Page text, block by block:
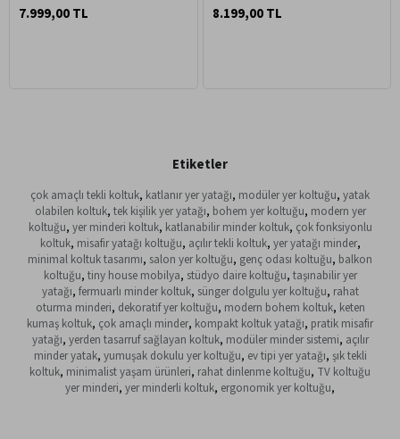
7.999,00 TL 8.199,00 TL
Etiketler
çok amaçlı tekli koltuk, katlanır yer yatağı, modüler yer koltuğu, yatak
olabilen koltuk, tek kişilik yer yatağı, bohem yer koltuğu, modern yer
koltuğu, yer minderi koltuk, katlanabilir minder koltuk, çok fonksiyonlu
koltuk, misafir yatağı koltuğu, açılır tekli koltuk, yer yatağı minder,
minimal koltuk tasarımı, salon yer koltuğu, genç odası koltuğu, balkon
koltuğu, tiny house mobilya, stüdyo daire koltuğu, taşınabilir yer
yatağı, fermuarlı minder koltuk, sünger dolgulu yer koltuğu, rahat
oturma minderi, dekoratif yer koltuğu, modern bohem koltuk, keten
kumaş koltuk, çok amaçlı minder, kompakt koltuk yatağı, pratik misafir
yatağı, yerden tasarruf sağlayan koltuk, modüler minder sistemi, açılır
minder yatak, yumuşak dokulu yer koltuğu, ev tipi yer yatağı, şık tekli
koltuk, minimalist yaşam ürünleri, rahat dinlenme koltuğu, TV koltuğu
yer minderi, yer minderli koltuk, ergonomik yer koltuğu,